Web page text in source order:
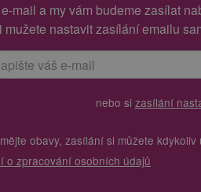
mail a my vám budeme zasílat
mužete nastavit zasílání emailu
nebo si zasílání
obavy, zasílání si můžete
o zpracování osobních údajů